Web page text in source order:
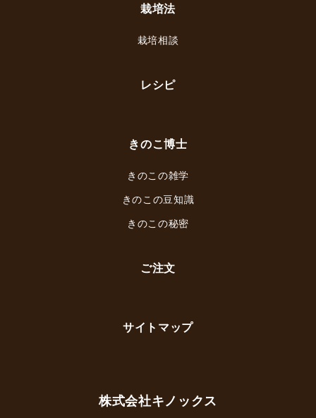
栽培法
栽培相談
レシピ
きのこ博士
きのこの雑学
きのこの豆知識
きのこの秘密
ご注文
株式会社キノックス
サイトマップ